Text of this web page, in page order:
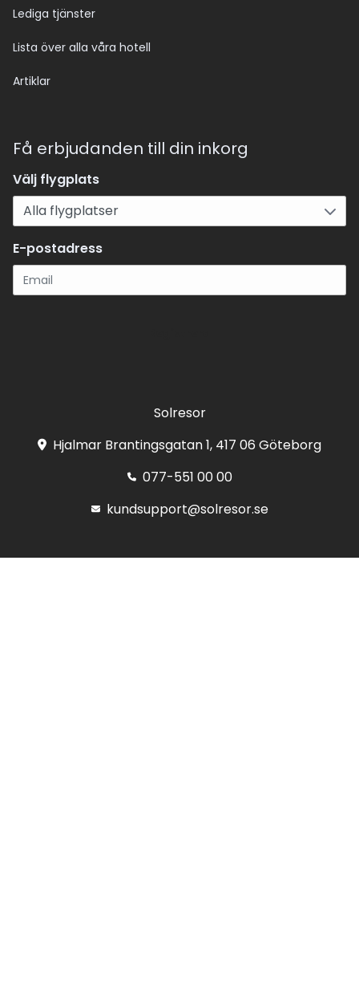
Lediga tjänster
Lista över alla våra hotell
Artiklar
Få erbjudanden till din inkorg
Välj flygplats
E-postadress
Solresor
Hjalmar Brantingsgatan 1, 417 06 Göteborg
077-551 00 00
kundsupport@solresor.se